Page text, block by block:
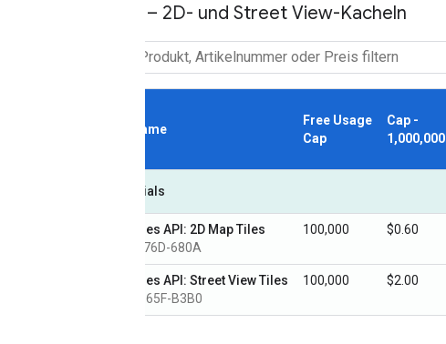
Maps – 2D- und Street View-Kacheln
SKU Name
Free Usage
Cap
Cap -
1,000,000
Essentials
Map Tiles API: 2D Map Tiles
0164-F76D-680A
100,000 $0.60
Map Tiles API: Street View Tiles
2A39-565F-B3B0
100,000 $2.00